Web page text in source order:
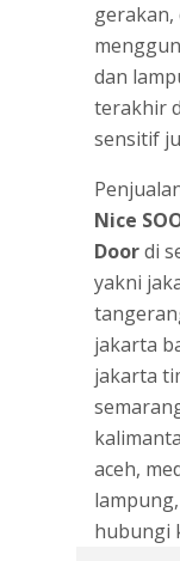
gerakan,
dan
terakhir
sensitif
Nice
Doordi
yakni
jakarta
jakarta
aceh,
lampung,
hubungi